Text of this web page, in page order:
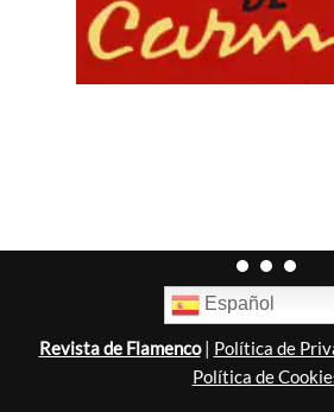
Español
Revista de Flamenco| Política de
Política de